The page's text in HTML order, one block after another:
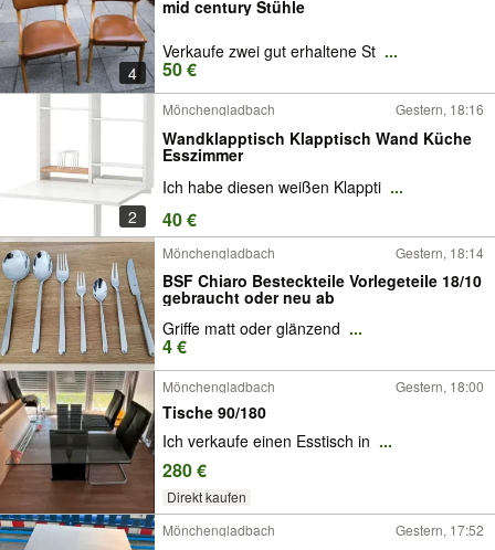
4
mid century Stühle
Verkaufe zwei gut erhaltene St ...
50 €
2
Mönchengladbach Gestern, 18:16
Wandklapptisch Klapptisch Wand Küche
Esszimmer
Ich habe diesen weißen Klappti ...
40 €
Mönchengladbach Gestern, 18:14
BSF Chiaro Besteckteile Vorlegeteile 18/10
gebraucht oder neu ab
Griffe matt oder glänzend ...
4 €
Mönchengladbach Gestern, 18:00
Tische 90/180
Ich verkaufe einen Esstisch in ...
280 €
Direkt kaufen
Mönchengladbach Gestern, 17:52